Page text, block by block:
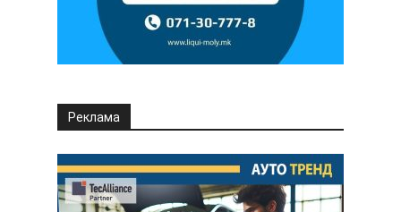
Реклама